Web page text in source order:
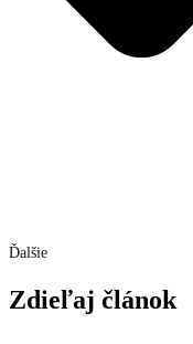
Ďalšie
Zdieľaj článok